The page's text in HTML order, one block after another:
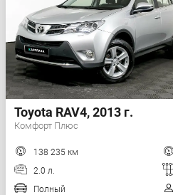
Toyota RAV4, 2013 г.
Комфорт Плюс
138 235 км
2.0 л.
Полный